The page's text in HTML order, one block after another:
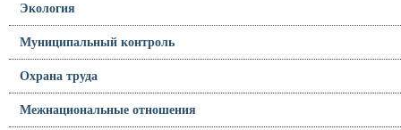
Экология
Муниципальный контроль
Охрана труда
Межнациональные отношения